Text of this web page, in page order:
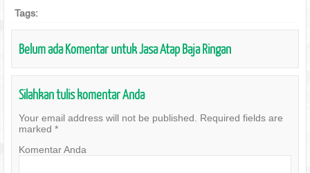
Tags:
Belum ada Komentar untuk Jasa Atap Baja Ringan
Silahkan tulis komentar Anda
Your email address will not be published.
Required fields are
marked *
Komentar Anda